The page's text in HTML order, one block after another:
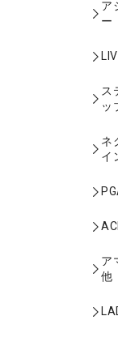
ア
ー
ス
ッ
ネ
イ
ア
他